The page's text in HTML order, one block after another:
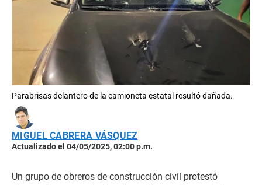
Parabrisas delantero de la camioneta estatal resultó dañada.
MIGUEL CABRERA VÁSQUEZ
Actualizado el 04/05/2025, 02:00 p.m.
Un grupo de obreros de construcción civil protestó